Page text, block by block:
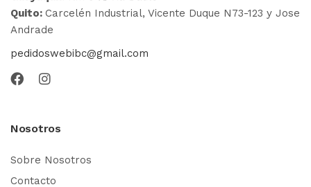
Quito: Carcelén Industrial, Vicente Duque N73-123 y Jose
Andrade
pedidoswebibc@gmail.com
Nosotros
Sobre Nosotros
Contacto